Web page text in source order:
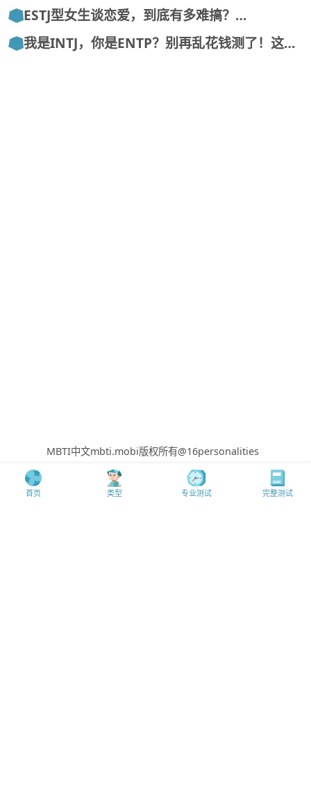
ESTJ型女生谈恋爱，到底有多难搞？…
我是INTJ，你是ENTP？别再乱花钱测了！这…
MBTI中文mbti.mobi版权所有@16personalities
首页 类型 专业测试 完整测试